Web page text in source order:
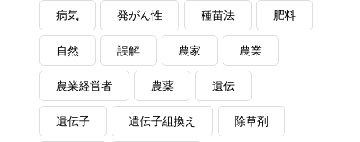
病気 発がん性 種苗法 肥料
自然 誤解 農家 農業
農業経営者 農薬 遺伝
遺伝子 遺伝子組換え 除草剤